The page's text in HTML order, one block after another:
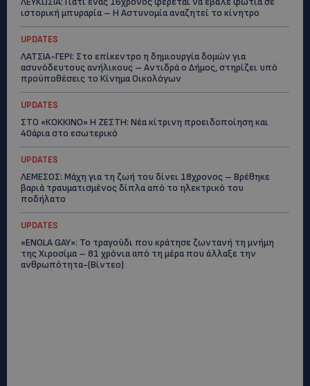
ιστορική μπυραρία – Η Αστυνομία αναζητεί το κίνητρο
UPDATES
ΛΑΤΣΙΑ-ΓΕΡΙ: Στο επίκεντρο η δημιουργία δομών για
ασυνόδευτους ανήλικους – Αντιδρά ο Δήμος, στηρίζει υπό
προϋποθέσεις το Κίνημα Οικολόγων
UPDATES
ΣΤΟ «ΚΟΚΚΙΝΟ» Η ΖΕΣΤΗ: Νέα κίτρινη προειδοποίηση και
40άρια στο εσωτερικό
UPDATES
ΛΕΜΕΣΟΣ: Μάχη για τη ζωή του δίνει 18χρονος – Βρέθηκε
βαριά τραυματισμένος δίπλα από το ηλεκτρικό του
ποδήλατο
UPDATES
«ENOLA GAY»: Το τραγούδι που κράτησε ζωντανή τη μνήμη
της Χιροσίμα – 81 χρόνια από τη μέρα που άλλαξε την
ανθρωπότητα-(Bίντεο)